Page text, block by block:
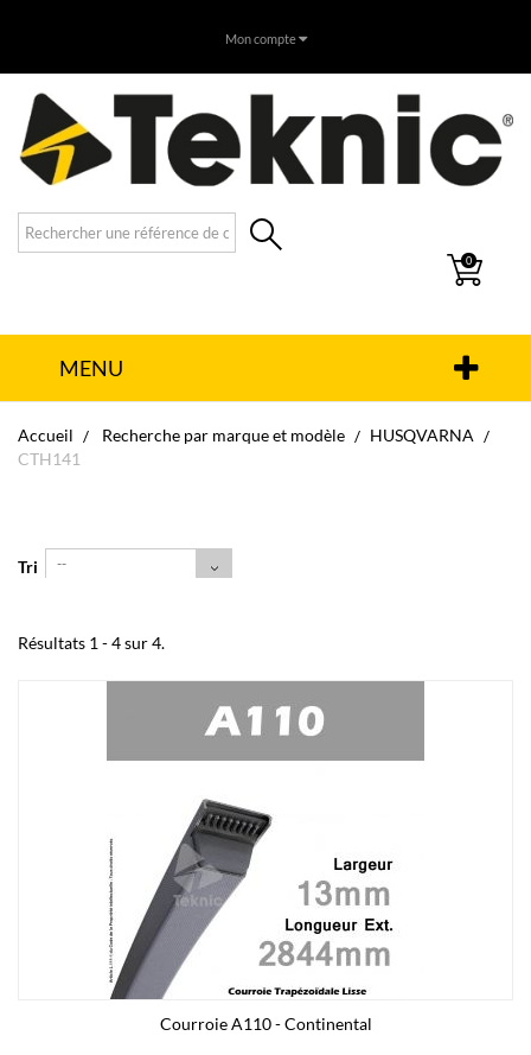
Mon compte
0
MENU
Accueil Recherche par marque et modèle
HUSQVARNA
CTH141
Tri --
Résultats 1 - 4 sur 4.
Courroie A110 - Continental